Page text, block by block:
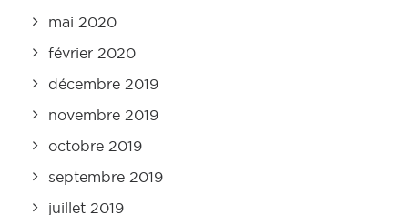
mai 2020
février 2020
décembre 2019
novembre 2019
octobre 2019
septembre 2019
juillet 2019